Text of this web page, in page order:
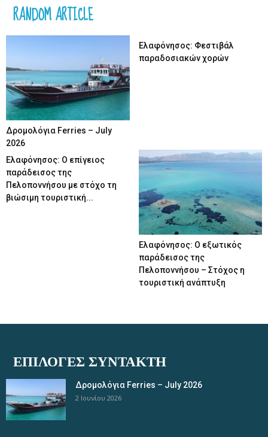
RANDOM ARTICLE
Δρομολόγια Ferries – July
2026
Ελαφόνησος: Φεστιβάλ
παραδοσιακών χορών
Ελαφόνησος: Ο επίγειος
παράδεισος της
Πελοποννήσου με στόχο τη
βιώσιμη τουριστική...
Ελαφόνησος: Ο εξωτικός
παράδεισος της
Πελοποννήσου – Στόχος η
τουριστική ανάπτυξη
ΕΠΙΛΟΓΈΣ ΣΥΝΤΆΚΤΗ
Δρομολόγια Ferries – July 2026
2 Ιουνίου 2026